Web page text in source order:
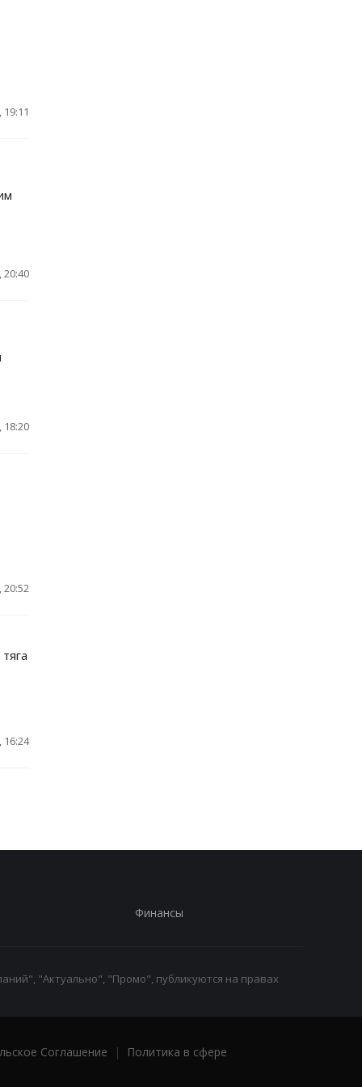
20:40
18:20
20:52
16:24
Финансы
"Актуально", "Промо", публикуются на правах
Соглашение |
Политика в сфере